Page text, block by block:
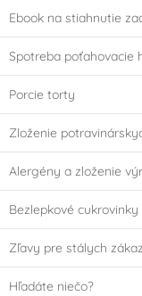
Ebook na stiahnutie
Spotreba poťahovacie
Porcie torty
Zloženie
Alergény a zloženie
Bezlepkové cukrovinky
Zľavy pre stálych
Hľadáte niečo?